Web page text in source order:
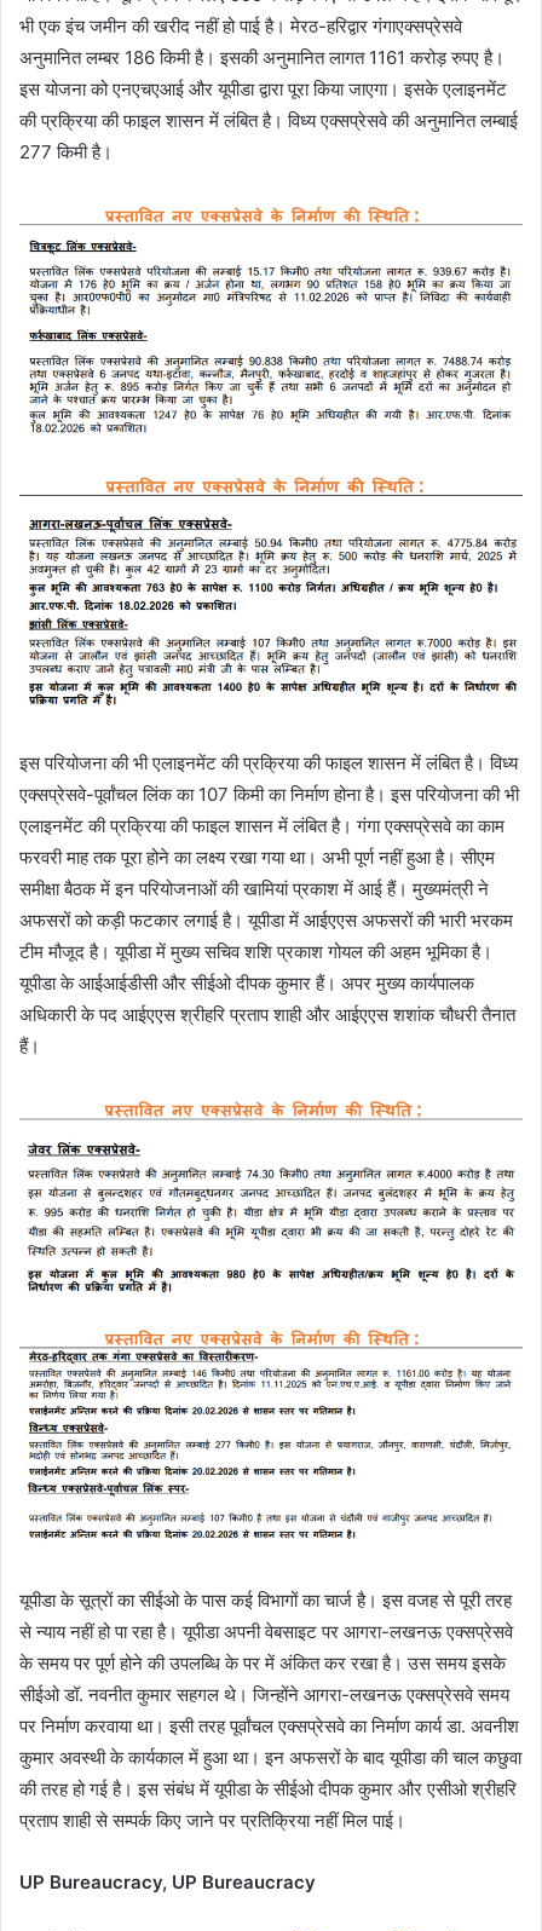
भी एक इंच जमीन की खरीद नहीं हो पाई है। मेरठ-हरिद्वार गंगाएक्सप्रेसवे
अनुमानित लम्बर 186 किमी है। इसकी अनुमानित लागत 1161 करोड़ रुपए है।
इस योजना को एनएचएआई और यूपीडा द्वारा पूरा किया जाएगा। इसके एलाइनमेंट
की प्रक्रिया की फाइल शासन में लंबित है। विध्य एक्सप्रेसवे की अनुमानित लम्बाई
277 किमी है।
इस परियोजना की भी एलाइनमेंट की प्रक्रिया की फाइल शासन में लंबित है। विध्य
एक्सप्रेसवे-पूर्वांचल लिंक का 107 किमी का निर्माण होना है। इस परियोजना की भी
एलाइनमेंट की प्रक्रिया की फाइल शासन में लंबित है। गंगा एक्सप्रेसवे का काम
फरवरी माह तक पूरा होने का लक्ष्य रखा गया था। अभी पूर्ण नहीं हुआ है। सीएम
समीक्षा बैठक में इन परियोजनाओं की खामियां प्रकाश में आई हैं। मुख्यमंत्री ने
अफसरों को कड़ी फटकार लगाई है। यूपीडा में आईएएस अफसरों की भारी भरकम
टीम मौजूद है। यूपीडा में मुख्य सचिव शशि प्रकाश गोयल की अहम भूमिका है।
यूपीडा के आईआईडीसी और सीईओ दीपक कुमार हैं। अपर मुख्य कार्यपालक
अधिकारी के पद आईएएस श्रीहरि प्रताप शाही और आईएएस शशांक चौधरी तैनात
हैं।
यूपीडा के सूत्रों का सीईओ के पास कई विभागों का चार्ज है। इस वजह से पूरी तरह
से न्याय नहीं हो पा रहा है। यूपीडा अपनी वेबसाइट पर आगरा-लखनऊ एक्सप्रेसवे
के समय पर पूर्ण होने की उपलब्धि के पर में अंकित कर रखा है। उस समय इसके
सीईओ डॉ. नवनीत कुमार सहगल थे। जिन्होंने आगरा-लखनऊ एक्सप्रेसवे समय
पर निर्माण करवाया था। इसी तरह पूर्वांचल एक्सप्रेसवे का निर्माण कार्य डा. अवनीश
कुमार अवस्थी के कार्यकाल में हुआ था। इन अफसरों के बाद यूपीडा की चाल कछुवा
की तरह हो गई है। इस संबंध में यूपीडा के सीईओ दीपक कुमार और एसीओ श्रीहरि
प्रताप शाही से सम्पर्क किए जाने पर प्रतिक्रिया नहीं मिल पाई।
UP Bureaucracy, UP Bureaucracy